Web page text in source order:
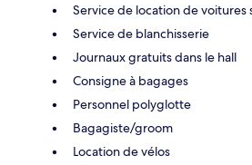
Service de location de voitures
Service de blanchisserie
Journaux gratuits dans le hall
Consigne à bagages
Personnel polyglotte
Bagagiste/groom
Location de vélos